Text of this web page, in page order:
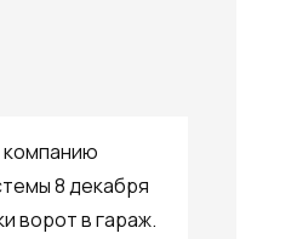
8 декабря
ворот в гараж.